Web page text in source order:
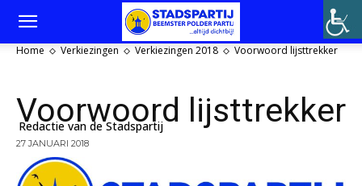
Home Verkiezingen Verkiezingen 2018 Voorwoord lijsttrekker
Voorwoord lijsttrekker
Redactie van de Stadspartij
27 JANUARI 2018